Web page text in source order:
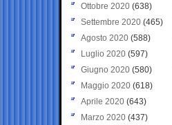
Ottobre 2020 (638)
Settembre 2020(465)
Agosto 2020 (588)
Luglio 2020 (597)
Giugno 2020 (580)
Maggio 2020 (618)
Aprile 2020 (643)
Marzo 2020 (437)